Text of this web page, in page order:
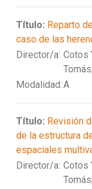
Título: Reparto
caso de las
Director/a: Cotos
Tomás;
Modalidad:A
Título: Revisión
de la estructura
espaciales
Director/a: Cotos
Tomás;